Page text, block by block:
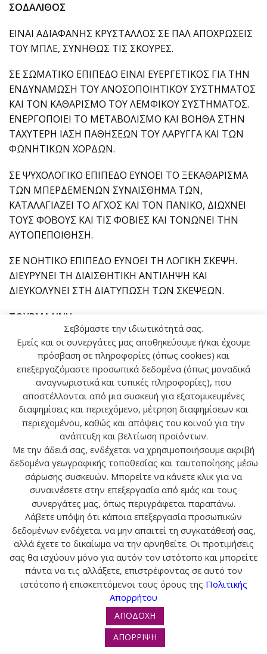
ΣΟΔΑΛΙΘΟΣ
ΕΙΝΑΙ ΑΔΙΑΦΑΝΗΣ ΚΡΥΣΤΑΛΛΟΣ ΣΕ ΠΑΛ ΑΠΟΧΡΩΣΕΙΣ
ΤΟΥ ΜΠΛΕ, ΣΥΝΗΘΩΣ ΤΙΣ ΣΚΟΥΡΕΣ.
ΣΕ ΣΩΜΑΤΙΚΟ ΕΠΙΠΕΔΟ ΕΙΝΑΙ ΕΥΕΡΓΕΤΙΚΟΣ ΓΙΑ ΤΗΝ
ΕΝΔΥΝΑΜΩΣΗ ΤΟΥ ΑΝΟΣΟΠΟΙΗΤΙΚΟΥ ΣΥΣΤΗΜΑΤΟΣ
ΚΑΙ ΤΟΝ ΚΑΘΑΡΙΣΜΟ ΤΟΥ ΛΕΜΦΙΚΟΥ ΣΥΣΤΗΜΑΤΟΣ.
ΕΝΕΡΓΟΠΟΙΕΙ ΤΟ ΜΕΤΑΒΟΛΙΣΜΟ ΚΑΙ ΒΟΗΘΑ ΣΤΗΝ
ΤΑΧΥΤΕΡΗ ΙΑΣΗ ΠΑΘΗΣΕΩΝ ΤΟΥ ΛΑΡΥΓΓΑ ΚΑΙ ΤΩΝ
ΦΩΝΗΤΙΚΩΝ ΧΟΡΔΩΝ.
ΣΕ ΨΥΧΟΛΟΓΙΚΟ ΕΠΙΠΕΔΟ ΕΥΝΟΕΙ ΤΟ ΞΕΚΑΘΑΡΙΣΜΑ
ΤΩΝ ΜΠΕΡΔΕΜΕΝΩΝ ΣΥΝΑΙΣΘΗΜΑ ΤΩΝ,
ΚΑΤΑΛΑΓΙΑΖΕΙ ΤΟ ΑΓΧΟΣ ΚΑΙ ΤΟΝ ΠΑΝΙΚΟ, ΔΙΩΧΝΕΙ
ΤΟΥΣ ΦΟΒΟΥΣ ΚΑΙ ΤΙΣ ΦΟΒΙΕΣ ΚΑΙ ΤΟΝΩΝΕΙ ΤΗΝ
ΑΥΤΟΠΕΠΟΙΘΗΣΗ.
ΣΕ ΝΟΗΤΙΚΟ ΕΠΙΠΕΔΟ ΕΥΝΟΕΙ ΤΗ ΛΟΓΙΚΗ ΣΚΕΨΗ.
ΔΙΕΥΡΥΝΕΙ ΤΗ ΔΙΑΙΣΘΗΤΙΚΗ ΑΝΤΙΛΗΨΗ ΚΑΙ
ΔΙΕΥΚΟΛΥΝΕΙ ΣΤΗ ΔΙΑΤΥΠΩΣΗ ΤΩΝ ΣΚΕΨΕΩΝ.
ΤΟΥΡΜΑΛΙΝΗ
ΕΙΝΑΙ ΑΔΙΑΦΑΝΗΣ Ή ΗΜΙΔΙΑΦΑΝΗΣ ΣΕ ΔΙΑΦΟΡΑ
ΧΡΩΜΑΤΑ,ΜΕ ΣΥΝΗΘΕΣΤΕΡΑ ΤΟ ΜΑΥΡΟ,ΤΟ ΚΟΚΚΙΝΟ
ΚΑΙ ΤΟ ΜΠΛΕ-ΠΡΑΣΙΝΟ.
ΣΕ ΣΩΜΑΤΙΚΟ ΕΠΙΠΕΔΟ ΘΕΩΡΕΙΤΑΙ ΑΠΟ ΤΙΣ ΙΣΧΥΡΕΣ
ΠΕΤΡΕΣ ΓΙΑ ΤΗΝ ΤΟΝΩΣΗ ΤΗΣ ΕΝΕΡΓΕΙΑΣ ΚΑΙ ΤΗΝ
ΑΠΟΚΑΤΑΣΤΑΣΗ ΤΩΝ ΜΠΛΟΚΑΡΙΣΜΑΤΩΝ. ΙΔΙΑΙΤΕΡΑ
Η ΜΑΥΡΗ ΤΟΥΡΜΑΛΙΝΗ ΠΡΟΣΦΕΡΕΙ ΣΩΜΑΤΙΚΗ
ΖΩΤΙΚΟΤΗΤΑ, ΕΝΩ Η ΚΟΚΚΙΝΗ ΤΟΥΡΜΑΛΙΝΗ-
ΡΟΥΜΠΕΛΙΤΗΣ-ΕΙΝΑΙ ΕΥΕΡΓΕΤΙΚΗ ΓΙΑ ΤΗΝ ΚΑΡΔΙΑ,
ΤΟ ΠΕΠΤΙΚΟ ΣΥΣΤΗΜΑ,ΤΑ ΑΙΜΟΦΟΡΑ ΑΓΓΕΙΑ ΚΑΙ ΤΑ
ΓΕΝΝΗΤΙΚΑ ΟΡΓΑΝΑ.
ΣΕ ΨΥΧΟΛΟΓΙΚΟ ΕΠΙΠΕΔΟ ΧΑΛΑΡΩΝΕΙ ΑΠΟ ΤΗΝ
ΕΝΤΑΣΗ ΚΑΙ ΤΟ ΣΤΡΕΣ,ΜΕΙΩΝΕΙ ΤΟ ΦΟΒΟ,ΑΥΞΑΝΕΙ
ΤΗΝ ΑΥΤΟΠΕΠΟΙΘΗΣΗ ΚΑΙ ΒΟΗΘΑΕΙ ΣΤΗΝ
ΚΑΤΑΝΟΗΣΗ ΤΟΥ ΕΑΥΤΟΥ ΜΑΣ ΚΑΙ ΤΩΝ
ΑΛΛΩΝ.ΙΔΙΑΙΤΕΡΑ Η ΚΟΚΚΙΝΗ ΤΟΥΡΜΑΛΙΝΗ ΜΑΣ
ΚΑΝΕΙ ΠΙΟ ΕΞΩΣΤΡΕΦΕΙΣ ΚΑΙ ΚΟΙΝΩΝΙΚΟΥΣ.
ΣΕ ΝΟΗΤΙΚΟ ΕΠΙΠΕΔΟ ΔΙΑΛΥΕΙ ΤΙΣ ΑΡΝΗΤΙΚΕΣ
ΣΚΕΨΕΙΣ,ΦΕΡΝΕΙ ΕΜΠΝΕΥΣΗ ΚΑΙ
Σεβόμαστε την ιδιωτικότητά σας.
Εμείς και οι συνεργάτες μας αποθηκεύουμε ή/και έχουμε
πρόσβαση σε πληροφορίες (όπως cookies) και
επεξεργαζόμαστε προσωπικά δεδομένα (όπως μοναδικά
αναγνωριστικά και τυπικές πληροφορίες), που
αποστέλλονται από μια συσκευή για εξατομικευμένες
διαφημίσεις και περιεχόμενο, μέτρηση διαφημίσεων και
περιεχομένου, καθώς και απόψεις του κοινού για την
ανάπτυξη και βελτίωση προϊόντων.
Με την άδειά σας, ενδέχεται να χρησιμοποιήσουμε ακριβή
δεδομένα γεωγραφικής τοποθεσίας και ταυτοποίησης μέσω
σάρωσης συσκευών. Μπορείτε να κάνετε κλικ για να
συναινέσετε στην επεξεργασία από εμάς και τους
συνεργάτες μας, όπως περιγράφεται παραπάνω.
Λάβετε υπόψη ότι κάποια επεξεργασία προσωπικών
δεδομένων ενδέχεται να μην απαιτεί τη συγκατάθεσή σας,
αλλά έχετε το δικαίωμα να την αρνηθείτε. Οι προτιμήσεις
σας θα ισχύουν μόνο για αυτόν τον ιστότοπο και μπορείτε
πάντα να τις αλλάξετε, επιστρέφοντας σε αυτό τον
ιστότοπο ή επισκεπτόμενοι τους όρους της Πολιτικής
Απορρήτου
ΑΠΟΔΟΧΗ
ΑΠΟΡΡΙΨΗ